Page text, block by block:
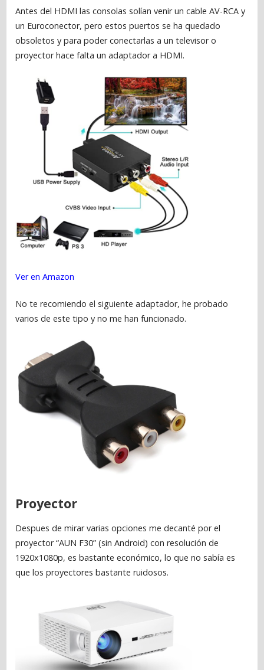
Antes del HDMI las consolas solían venir un cable AV-RCA y
un Euroconector, pero estos puertos se ha quedado
obsoletos y para poder conectarlas a un televisor o
proyector hace falta un adaptador a HDMI.
Ver en Amazon
No te recomiendo el siguiente adaptador, he probado
varios de este tipo y no me han funcionado.
Proyector
Despues de mirar varias opciones me decanté por el
proyector “AUN F30” (sin Android) con resolución de
1920x1080p, es bastante económico, lo que no sabía es
que los proyectores bastante ruidosos.